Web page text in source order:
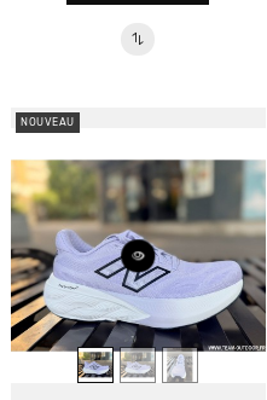
NOUVEAU